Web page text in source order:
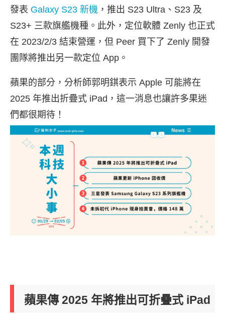
發表 Galaxy S23 新機 ，推出 S23 Ultra、S23 及
S23+ 三款旗艦機種。此外，定位軟體 Zenly 也正式
在 2023/2/3 結束營運，但 Peer 買下了 Zenly 開發
團隊將推出另一款定位 App。
蘋果的部分， 分析師郭明錤表示 Apple 可能將在
2025 年推出折疊式 iPad，這一消息也讓許多果迷
們都很期待！
蘋果傳 2025 年將推出可折疊式 iPad